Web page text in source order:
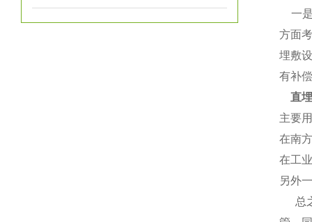
一是
方面
埋敷
有补
直埋
主要
在南
在工
另外
总之